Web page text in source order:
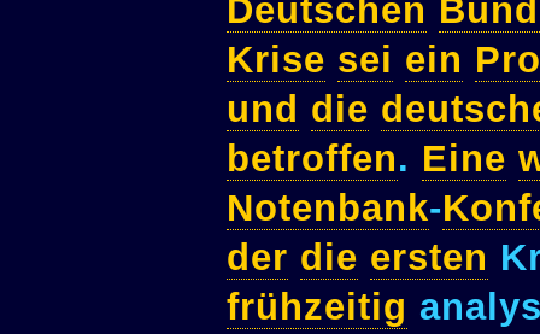
Deutschen
Krise sei ein
und die
betroffen. Eine
Notenbank-
der die ersten
frühzeitig